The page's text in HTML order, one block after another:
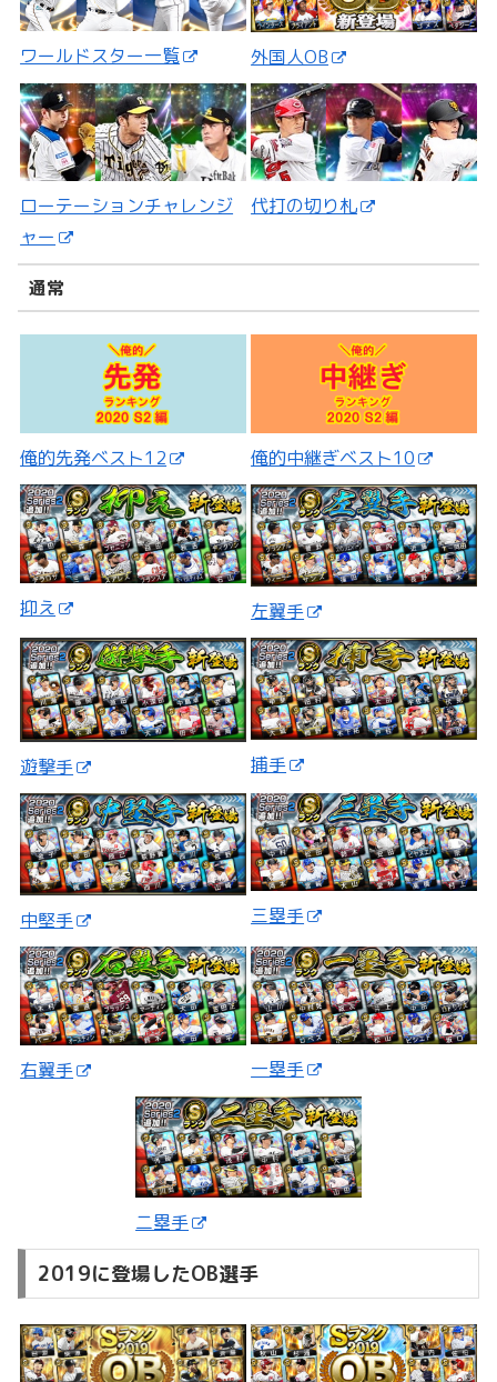
ワールドスター一覧 外国人OB
ローテーションチャレンジ
ャー
代打の切り札
通常
俺的先発ベスト12 俺的中継ぎベスト10
抑え 左翼手
遊撃手 捕手
中堅手 三塁手
右翼手 一塁手
二塁手
2019に登場したOB選手